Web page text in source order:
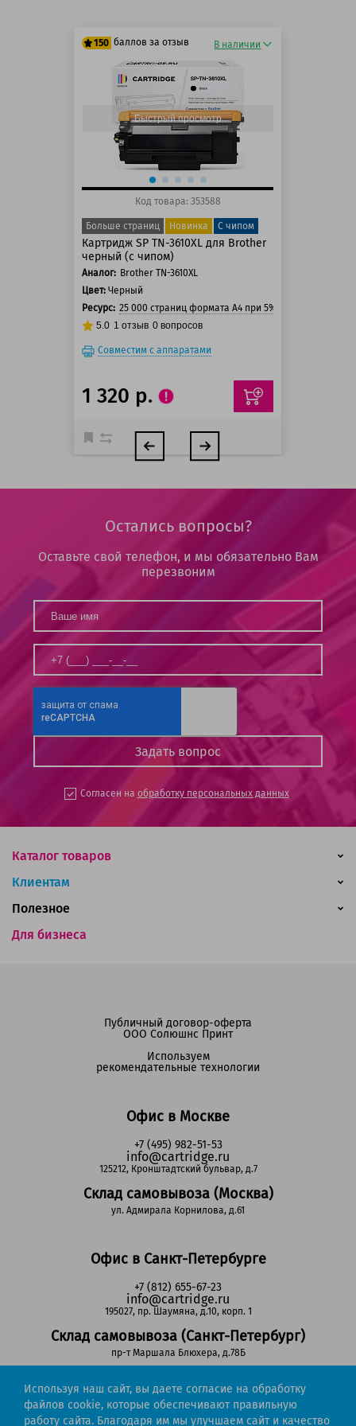
150 баллов за отзыв
125 баллов
150 баллов
В наличии
Быстрый просмотр
Код товара: 353588
Больше страниц Новинка С чипом
Картридж SP TN-3610XL для Brother
черный (с чипом)
Аналог: Brother TN-3610XL
Цвет: Черный
Ресурс: 25 000 страниц формата А4 при 5% заполнении
5.0 1 отзыв 0 вопросов
Совместим с аппаратами
1 320 р.
Остались вопросы?
Оставьте свой телефон, и мы обязательно Вам
перезвоним
Согласен на обработку персональных данных
Каталог товаров
Клиентам
Для бизнеса
Полезное
Офис в Москве
+7 (495) 982-51-53
info@cartridge.ru
125212, Кронштадтский бульвар, д.7
Склад самовывоза (Москва)
ул. Адмирала Корнилова, д.61
Офис в Санкт-Петербурге
+7 (812) 655-67-23
info@cartridge.ru
195027, пр. Шаумяна, д.10, корп. 1
Склад самовывоза (Санкт-Петербург)
пр-т Маршала Блюхера, д.78Б
Регионы РФ
Публичный договор-оферта
ООО Солюшнс Принт
Используем
рекомендательные технологии
Используя наш сайт, вы даете согласие на обработку
файлов cookie, которые обеспечивают правильную
работу сайта. Благодаря им мы улучшаем сайт и качество